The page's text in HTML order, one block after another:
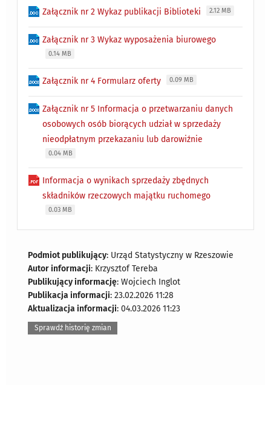
Załącznik nr 2 Wykaz publikacji Biblioteki 2.12 MB
Załącznik nr 3 Wykaz wyposażenia biurowego
0.14 MB
Załącznik nr 4 Formularz oferty 0.09 MB
Załącznik nr 5 Informacja o przetwarzaniu danych
osobowych osób biorących udział w sprzedaży
nieodpłatnym przekazaniu lub darowiźnie
0.04 MB
Informacja o wynikach sprzedaży zbędnych
składników rzeczowych majątku ruchomego
0.03 MB
Podmiot publikujący: Urząd Statystyczny w Rzeszowie
Autor informacji: Krzysztof Tereba
Publikujący informację: Wojciech Inglot
Publikacja informacji: 23.02.2026 11:28
Aktualizacja informacji: 04.03.2026 11:23
Sprawdź historię zmian